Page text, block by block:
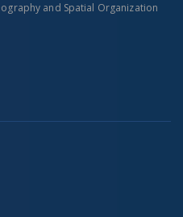
and Spatial Organization